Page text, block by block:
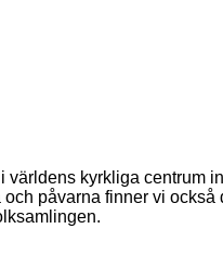
kyrkliga centrum
påvarna finner vi